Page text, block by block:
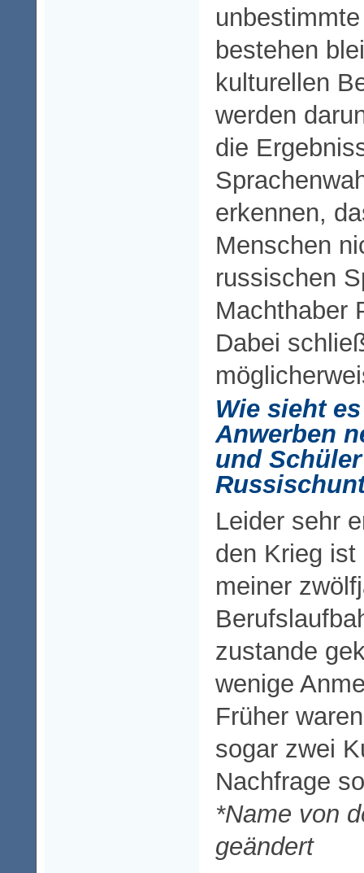
bestehen
kulturellen
werden
die
erkennen,
Menschen
russischen
Machthaber
Dabei
Wie sieht
Anwerben
und
Leider sehr
den Krieg
meiner
zustande
wenige
Früher
sogar zwei
Nachfrage
*Name von
geändert